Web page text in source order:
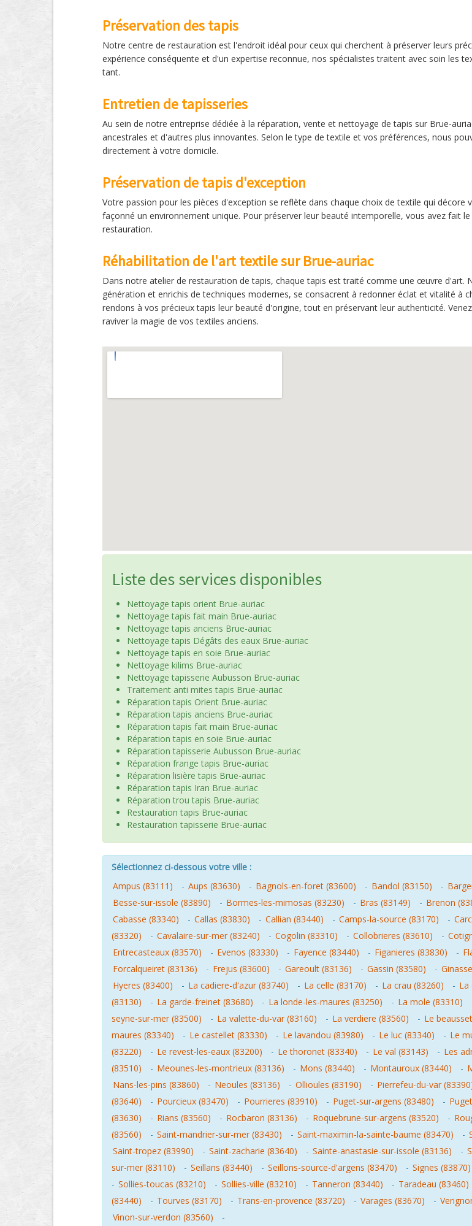
Préservation des tapis
Notre centre de restauration est l'endroit idéal pour ceux qui cherchent à préserver leurs
expérience conséquente et d'un expertise reconnue, nos spécialistes traitent avec soin les
tant.
Entretien de tapisseries
Au sein de notre entreprise dédiée à la réparation, vente et nettoyage de tapis sur Brue-
ancestrales et d'autres plus innovantes. Selon le type de textile et vos préférences, nous
directement à votre domicile.
Préservation de tapis d'exception
Votre passion pour les pièces d'exception se reflète dans chaque choix de textile qui
façonné un environnement unique. Pour préserver leur beauté intemporelle, vous avez fait
restauration.
Réhabilitation de l'art textile sur Brue-auriac
Dans notre atelier de restauration de tapis, chaque tapis est traité comme une œuvre d'art.
génération et enrichis de techniques modernes, se consacrent à redonner éclat et vitalité à
rendons à vos précieux tapis leur beauté d'origine, tout en préservant leur authenticité.
raviver la magie de vos textiles anciens.
Liste des services disponibles
Nettoyage tapis orient Brue-auriac
Nettoyage tapis fait main Brue-auriac
Nettoyage tapis anciens Brue-auriac
Nettoyage tapis Dégâts des eaux Brue-auriac
Nettoyage tapis en soie Brue-auriac
Nettoyage kilims Brue-auriac
Nettoyage tapisserie Aubusson Brue-auriac
Traitement anti mites tapis Brue-auriac
Réparation tapis Orient Brue-auriac
Réparation tapis anciens Brue-auriac
Réparation tapis fait main Brue-auriac
Réparation tapis en soie Brue-auriac
Réparation tapisserie Aubusson Brue-auriac
Réparation frange tapis Brue-auriac
Réparation lisière tapis Brue-auriac
Réparation tapis Iran Brue-auriac
Réparation trou tapis Brue-auriac
Restauration tapis Brue-auriac
Restauration tapisserie Brue-auriac
Sélectionnez ci-dessous votre ville :
Ampus (83111)
- Aups (83630) - Bagnols-en-foret (83600) - Bandol (83150) -
Besse-sur-issole (83890)
- Bormes-les-mimosas (83230) - Bras (83149) - Brenon
Cabasse (83340)
- Callas (83830) - Callian (83440) - Camps-la-source (83170) -
(83320)
- Cavalaire-sur-mer (83240) - Cogolin (83310) - Collobrieres (83610) -
Entrecasteaux (83570)
- Evenos (83330) - Fayence (83440) - Figanieres (83830) -
Forcalqueiret (83136)
- Frejus (83600) - Gareoult (83136) - Gassin (83580) -
Hyeres (83400)
- La cadiere-d'azur (83740) - La celle (83170) - La crau (83260) - La
(83130)
- La garde-freinet (83680) - La londe-les-maures (83250) - La mole (83310)
seyne-sur-mer (83500)
- La valette-du-var (83160) - La verdiere (83560) - Le
maures (83340)
- Le castellet (83330) - Le lavandou (83980) - Le luc (83340) - Le
(83220)
- Le revest-les-eaux (83200) - Le thoronet (83340) - Le val (83143) - Les
(83510)
- Meounes-les-montrieux (83136) - Mons (83440) - Montauroux (83440) -
Nans-les-pins (83860)
- Neoules (83136) - Ollioules (83190) - Pierrefeu-du-var
(83640)
- Pourcieux (83470) - Pourrieres (83910) - Puget-sur-argens (83480) -
(83630)
- Rians (83560) - Rocbaron (83136) - Roquebrune-sur-argens (83520) -
(83560)
- Saint-mandrier-sur-mer (83430) - Saint-maximin-la-sainte-baume (83470) -
Saint-tropez (83990)
- Saint-zacharie (83640) - Sainte-anastasie-sur-issole (83136) -
sur-mer (83110)
- Seillans (83440) - Seillons-source-d'argens (83470) - Signes (83870)
- Sollies-toucas (83210) - Sollies-ville (83210) - Tanneron (83440) - Taradeau (83460)
(83440)
- Tourves (83170) - Trans-en-provence (83720) - Varages (83670) -
Vinon-sur-verdon (83560)
-